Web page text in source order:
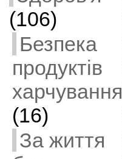
(106)
Безпека
продуктів
харчування
(16)
За життя